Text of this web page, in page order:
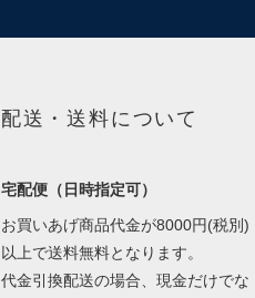
配送・送料について
宅配便（日時指定可）
お買いあげ商品代金が8000円(税別)
以上で送料無料となります。
代金引換配送の場合、現金だけでな